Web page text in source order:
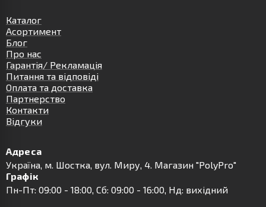
Каталог
Асортимент
Блог
Про нас
Гарантія/ Рекламація
Питання та відповіді
Оплата та доставка
Партнерство
Контакти
Відгуки
Адреса
Українa, м. Шостка, вул. Миру, 4. Магазин "PolyPro"
Графік
Пн-Пт: 09:00 - 18:00, Сб: 09:00 - 16:00, Нд: вихідний